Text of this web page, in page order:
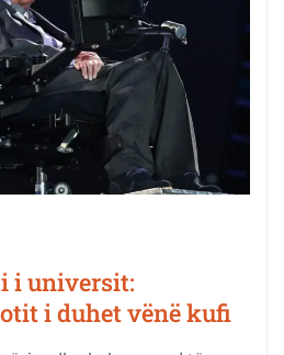
i universit:
i duhet vënë kufi